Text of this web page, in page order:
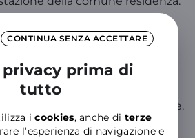
CONTINUA SENZA ACCETTARE
privacy prima di
tutto
icookies, anche di terze
l’esperienza di navigazione e
di un delegato, in aggiunta a
dovranno essere allegati
del delegato;
tutorato o procura notarile.
qualora ne sussistano i